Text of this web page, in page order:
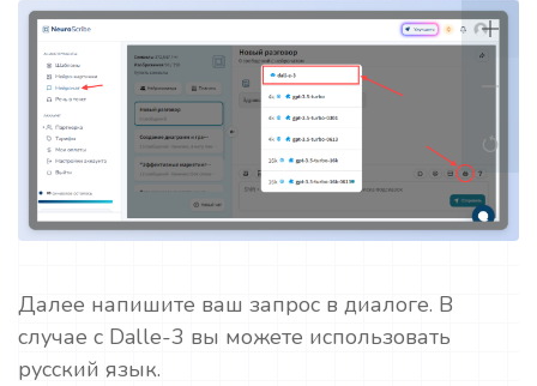
Далее напишите ваш запрос в диалоге. В
случае с Dalle-3 вы можете использовать
русский язык.